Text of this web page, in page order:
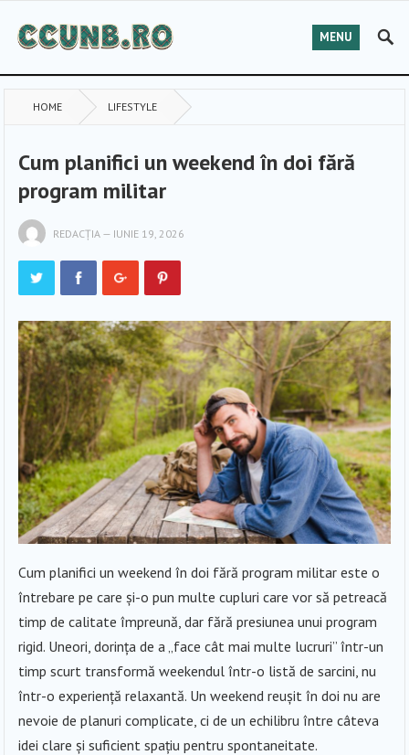
MENU
HOME LIFESTYLE
Cum planifici un weekend în doi fără
program militar
REDACȚIA — IUNIE 19, 2026
Cum planifici un weekend în doi fără program militar este o
întrebare pe care și-o pun multe cupluri care vor să petreacă
timp de calitate împreună, dar fără presiunea unui program
rigid. Uneori, dorința de a „face cât mai multe lucruri” într-un
timp scurt transformă weekendul într-o listă de sarcini, nu
într-o experiență relaxantă. Un weekend reușit în doi nu are
nevoie de planuri complicate, ci de un echilibru între câteva
idei clare și suficient spațiu pentru spontaneitate.